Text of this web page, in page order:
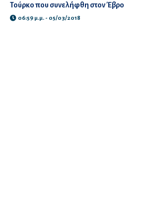
Τούρκο που συνελήφθη στον Έβρο
06:59 μ.μ. - 05/03/2018